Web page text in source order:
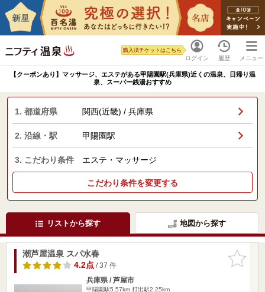
ログイン
購入済チケットはこちら
履歴 メニュー
【クーポンあり】マッサージ、エステがある甲陽園駅(兵庫県)近くの温泉、日帰り温
泉、スーパー銭湯おすすめ
1. 都道府県 関西(近畿) / 兵庫県
2. 沿線・駅 甲陽園駅
3. こだわり条件 エステ・マッサージ
こだわり条件を変更する
リストから探す 地図から探す
お気に入
りに追加
潮芦屋温泉 スパ水春
4.2点/ 37 件
兵庫県 / 芦屋市
甲陽園駅5.57km 打出駅2.25km